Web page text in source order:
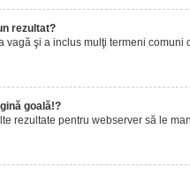
rezultat?
vagă şi a inclus mulţi termeni
goală!?
rezultate pentru webserver să le